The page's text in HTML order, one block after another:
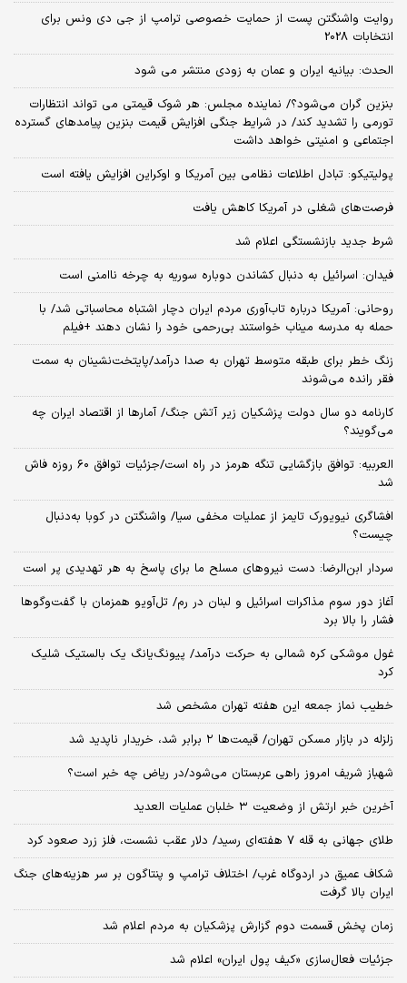
روایت واشنگتن پست از حمایت خصوصی ترامپ از جی دی ونس برای
انتخابات 2028
الحدث: بیانیه ایران و عمان به زودی منتشر می شود
بنزین گران می‌شود؟/ نماینده مجلس: هر شوک قیمتی می تواند انتظارات
تورمی را تشدید کند/ در شرایط جنگی افزایش قیمت بنزین پیامدهای گسترده
اجتماعی و امنیتی خواهد داشت
پولیتیکو: تبادل اطلاعات نظامی بین آمریکا و اوکراین افزایش یافته است
فرصت‌های شغلی در آمریکا کاهش یافت
شرط جدید بازنشستگی اعلام شد
فیدان: اسرائیل به دنبال کشاندن دوباره سوریه به چرخه ناامنی است
روحانی: آمریکا درباره تاب‌آوری مردم ایران دچار اشتباه محاسباتی شد/ با
حمله به مدرسه میناب خواستند بی‌رحمی خود را نشان دهند +فیلم
زنگ خطر برای طبقه متوسط تهران به صدا درآمد/پایتخت‌نشینان به سمت
فقر رانده می‌شوند
کارنامه دو سال دولت پزشکیان زیر آتش جنگ/ آمارها از اقتصاد ایران چه
می‌گویند؟
العربیه: توافق بازگشایی تنگه هرمز در راه است/جزئیات توافق ۶۰ روزه فاش
شد
افشاگری نیویورک تایمز از عملیات مخفی سیا/ واشنگتن در کوبا به‌دنبال
چیست؟
سردار ابن‌الرضا: دست نیروهای مسلح ما برای پاسخ به هر تهدیدی پر است
آغاز دور سوم مذاکرات اسرائیل و لبنان در رم/ تل‌آویو همزمان با گفت‌وگوها
فشار را بالا برد
غول موشکی کره شمالی به حرکت درآمد/ پیونگ‌یانگ یک بالستیک شلیک
کرد
خطیب نماز جمعه این هفته تهران مشخص شد
زلزله در بازار مسکن تهران/ قیمت‌ها ۲ برابر شد، خریدار ناپدید شد
شهباز شریف امروز راهی عربستان می‌شود/در ریاض چه خبر است؟
آخرین خبر ارتش از وضعیت ۳ خلبان عملیات العدید
طلای جهانی به قله ۷ هفته‌ای رسید/ دلار عقب نشست، فلز زرد صعود کرد
شکاف عمیق در اردوگاه غرب/ اختلاف ترامپ و پنتاگون بر سر هزینه‌های جنگ
ایران بالا گرفت
زمان پخش قسمت دوم گزارش پزشکیان به مردم اعلام شد
جزئیات فعال‌سازی «کیف پول ایران» اعلام شد